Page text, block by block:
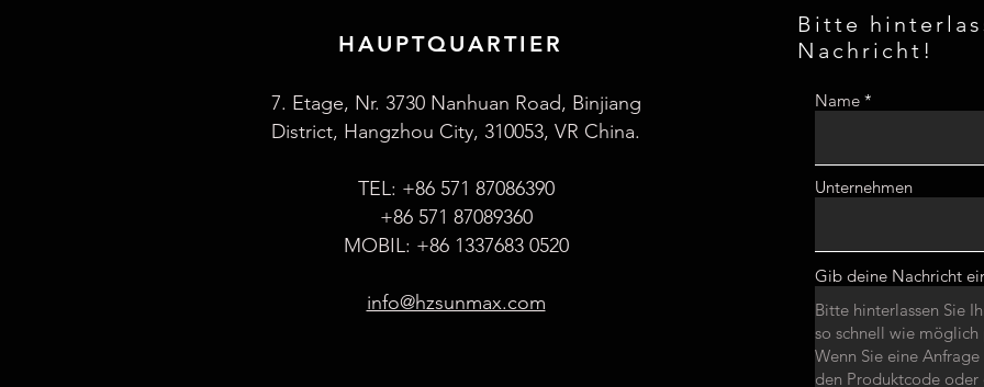
HAUPTQUARTIER
7. Etage, Nr. 3730 Nanhuan Road, Binjiang
District, Hangzhou City, 310053, VR China.
TEL: +86 571 87086390
+86 571 87089360
MOBIL: +86 1337683 0520
info@hzsunmax.com
Bitte
Nachricht!
Name
Unternehmen
Gib deine Nachricht